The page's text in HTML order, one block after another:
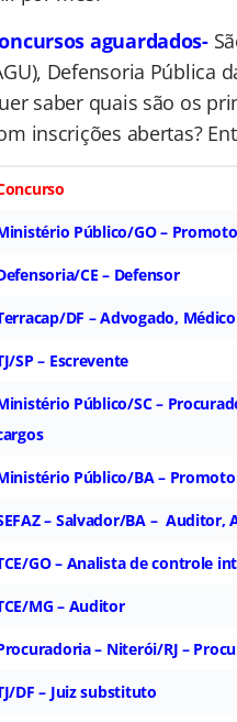
aguardados-
Defensoria Pública
saber quais são os
inscrições abertas?
Público/GO –
CE – Defensor
DF – Advogado, Médico
SP – Escrevente
Público/SC –
Público/BA –
– Salvador/BA –
GO – Analista de controle
MG – Auditor
– Niterói/RJ –
DF – Juiz substituto